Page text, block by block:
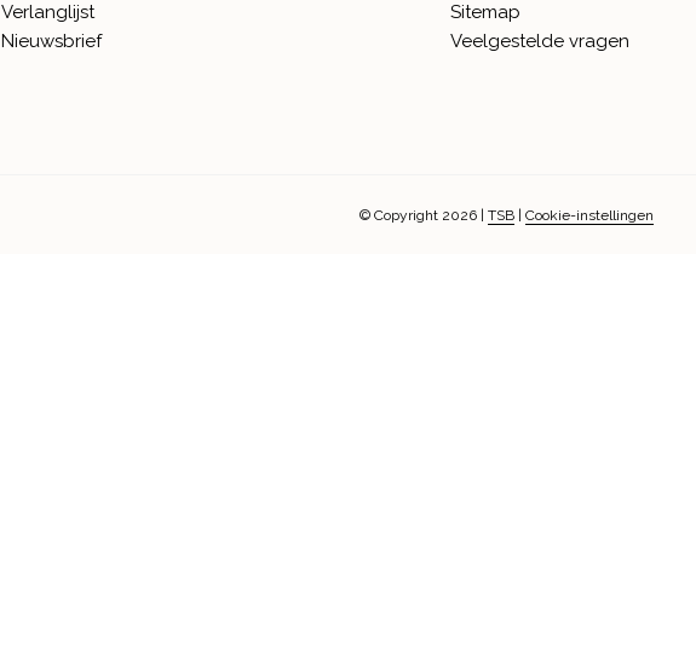
Verlanglijst
Nieuwsbrief
Sitemap
Veelgestelde vragen
© Copyright 2026 | TSB | Cookie-instellingen